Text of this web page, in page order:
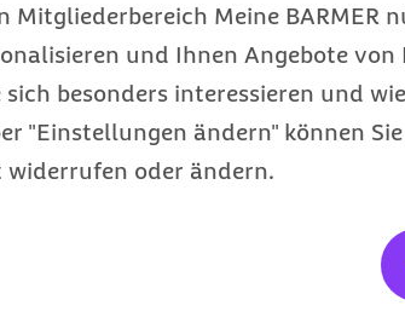
Meine BARMER
und Ihnen Angebote
besonders interessieren und
"Einstellungen ändern" können
widerrufen oder ändern.